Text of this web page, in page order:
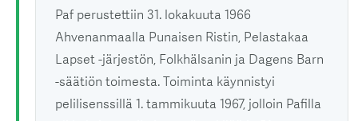
Paf perustettiin 31. lokakuuta 1966
Ahvenanmaalla Punaisen Ristin, Pelastakaa
Lapset -järjestön, Folkhälsanin ja Dagens Barn
-säätiön toimesta. Toiminta käynnistyi
pelilisenssillä 1. tammikuuta 1967, jolloin Pafilla